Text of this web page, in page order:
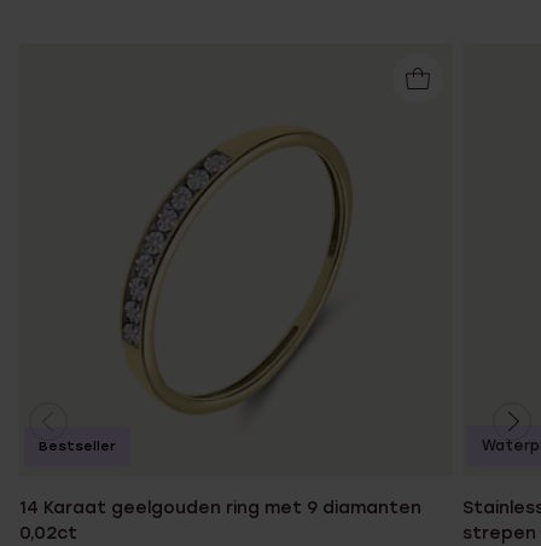
14 Karaat geelgouden ring met 9 diamanten
0,02ct
Bestseller
strepen